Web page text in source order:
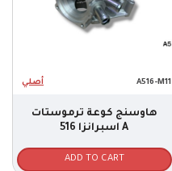
أصلي A516-M11
هاوسنج كوعة ترموستات
اسبرانزا 516 A
ADD TO CART